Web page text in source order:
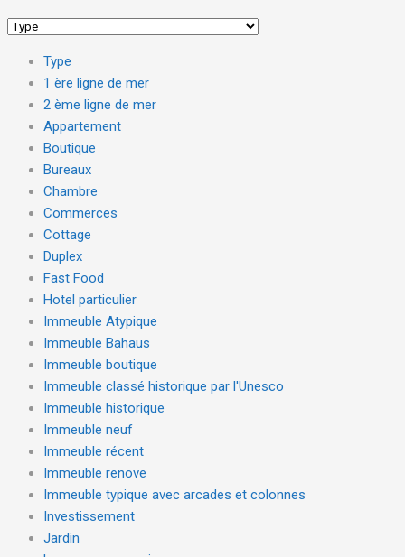
Type
1 ère ligne de mer
2 ème ligne de mer
Appartement
Boutique
Bureaux
Chambre
Commerces
Cottage
Duplex
Fast Food
Hotel particulier
Immeuble Atypique
Immeuble Bahaus
Immeuble boutique
Immeuble classé historique par l'Unesco
Immeuble historique
Immeuble neuf
Immeuble récent
Immeuble renove
Immeuble typique avec arcades et colonnes
Investissement
Jardin